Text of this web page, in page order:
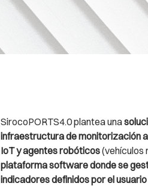
SirocoPORTS4.0 plantea una
infraestructura de monitorización
IoT y agentes robóticos(vehículos
plataforma software donde se
indicadores definidos por el